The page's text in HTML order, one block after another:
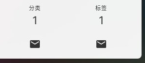
分类
1
标签
1